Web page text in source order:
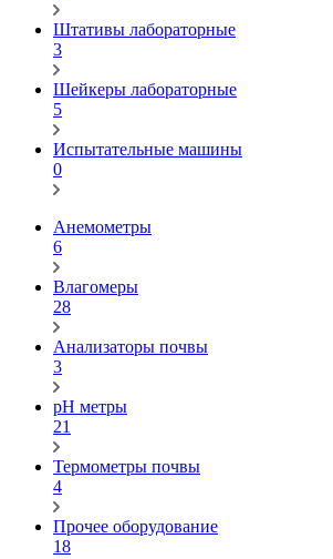
Штативы лабораторные
3
Шейкеры лабораторные
5
Испытательные машины
0
Анемометры
6
Влагомеры
28
Анализаторы почвы
3
pH метры
21
Термометры почвы
4
Прочее оборудование
18